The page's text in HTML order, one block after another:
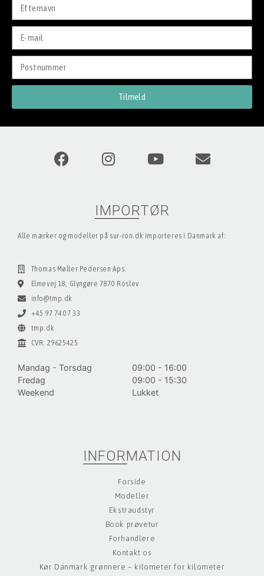
Tilmeld
IMPORTØR
Alle mærker og modeller på sur-ron.dk importeres i Danmark af:
Thomas Møller Pedersen Aps.
Elmevej 18, Glyngøre 7870 Roslev
info@tmp.dk
+45 97 74 07 33
tmp.dk
CVR: 29625425
Mandag - Torsdag
09:00 - 16:00
Fredag
09:00 - 15:30
Weekend
Lukket
INFORMATION
Forside
Modeller
Ekstraudstyr
Book prøvetur
Forhandlere
Kontakt os
Kør Danmark grønnere – kilometer for kilometer